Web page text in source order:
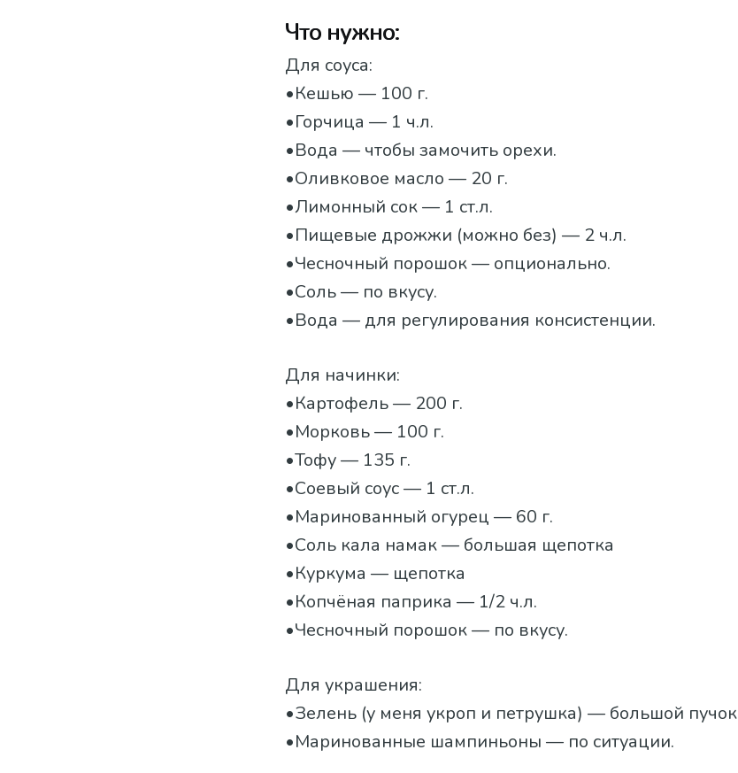
Что нужно:
Для соуса:
•Кешью — 100 г.
•Горчица — 1 ч.л.
•Вода — чтобы замочить орехи.
•Оливковое масло — 20 г.
•Лимонный сок — 1 ст.л.
•Пищевые дрожжи (можно без) — 2 ч.л.
•Чесночный порошок — опционально.
•Соль — по вкусу.
•Вода — для регулирования консистенции.
Для начинки:
•Картофель — 200 г.
•Морковь — 100 г.
•Тофу — 135 г.
•Соевый соус — 1 ст.л.
•Маринованный огурец — 60 г.
•Соль кала намак — большая щепотка
•Куркума — щепотка
•Копчёная паприка — 1/2 ч.л.
•Чесночный порошок — по вкусу.
Для украшения:
•Зелень (у меня укроп и петрушка) — большой пучок
•Маринованные шампиньоны — по ситуации.